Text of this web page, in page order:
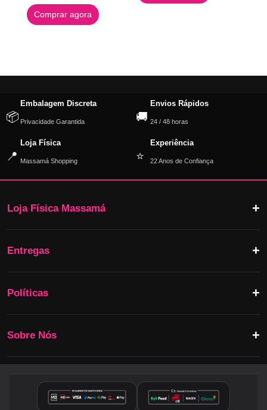
Comprar agora
📦
Embalagem Discreta
Privacidade Garantida 🚚
Envios Rápidos
24 / 48 horas
📍
Loja Física
Massamá Shopping ⭐
Experiência
22 Anos de Confiança
Loja Física Massamá
Entregas
Políticas
Sobre Nós